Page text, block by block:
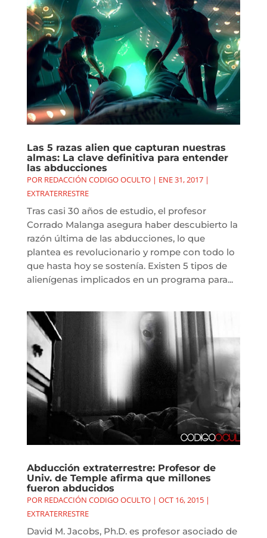
Las 5 razas alien que capturan nuestras
almas: La clave definitiva para entender
las abducciones
POR REDACCIÓN CODIGO OCULTO| ENE 31, 2017|
EXTRATERRESTRE
Tras casi 30 años de estudio, el profesor
Corrado Malanga asegura haber descubierto la
razón última de las abducciones, lo que
plantea es revolucionario y rompe con todo lo
que hasta hoy se sostenía. Existen 5 tipos de
alienígenas implicados en un programa para...
Abducción extraterrestre: Profesor de
Univ. de Temple afirma que millones
fueron abducidos
POR REDACCIÓN CODIGO OCULTO| OCT 16, 2015|
EXTRATERRESTRE
David M. Jacobs, Ph.D. es profesor asociado de